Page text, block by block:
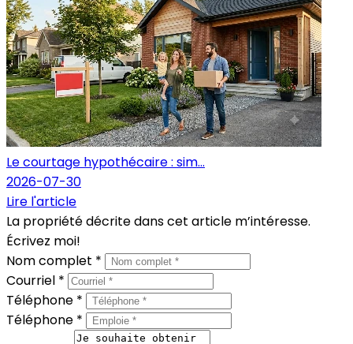
Le courtage hypothécaire : sim...
2026-07-30
Lire l'article
La propriété décrite dans cet article m’intéresse.
Écrivez moi!
Nom complet *
Courriel *
Téléphone *
Téléphone *